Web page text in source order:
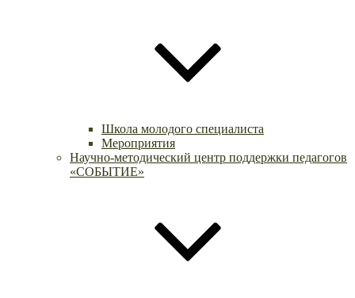
Школа молодого специалиста
Мероприятия
Научно-методический центр поддержки педагогов
«СОБЫТИЕ»